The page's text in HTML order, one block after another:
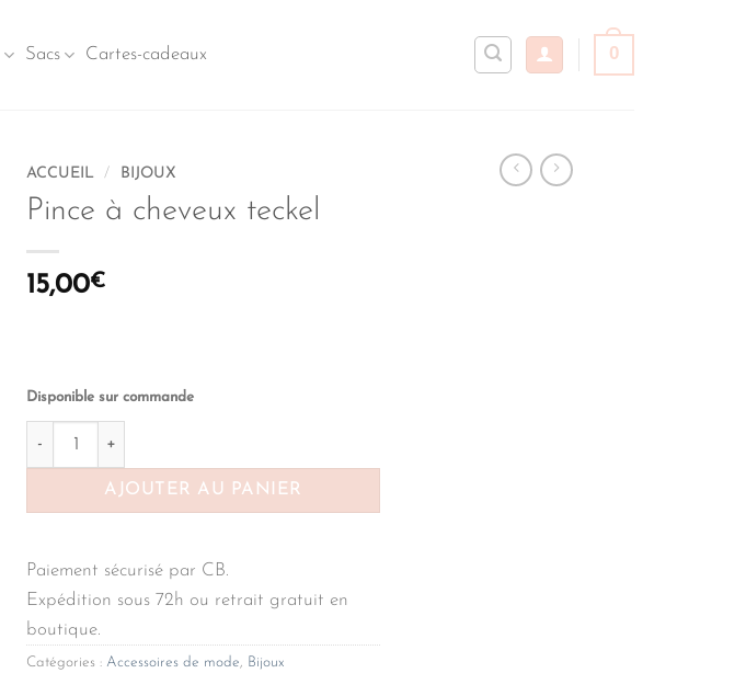
Sacs Cartes-cadeaux 0
ACCUEIL / BIJOUX
Pince à cheveux teckel
15,00€
Disponible sur commande
AJOUTER AU PANIER
Paiement sécurisé par CB.
Expédition sous 72h ou retrait gratuit en
boutique.
Catégories : Accessoires de mode, Bijoux